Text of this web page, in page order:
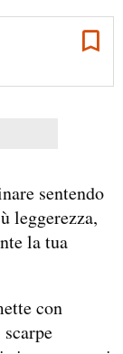
sentendo
leggerezza,
la tua
con